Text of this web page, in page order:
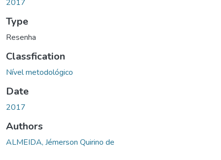
2017
Type
Resenha
Classfication
Nível metodológico
Date
2017
Authors
ALMEIDA, Jémerson Quirino de